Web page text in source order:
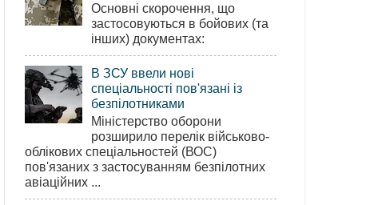
Основні скорочення, що
застосовуються в бойових (та
інших) документах:
В ЗСУ ввели нові
спеціальності пов'язані із
безпілотниками
Міністерство оборони
розширило перелік військово-
облікових спеціальностей (ВОС)
пов'язаних з застосуванням безпілотних
авіаційних ...